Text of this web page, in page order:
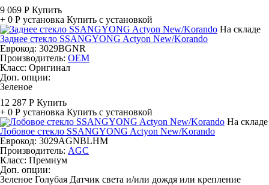
9 069 Р Купить
+ 0 Р установка Купить с установкой
На складе
Заднее стекло SSANGYONG Actyon New/Korando
Еврокод: 3029BGNR
Производитель: OEM
Класс: Оригинал
Доп. опции:
Зеленое
12 287 Р Купить
+ 0 Р установка Купить с установкой
На складе
Лобовое стекло SSANGYONG Actyon New/Korando
Еврокод: 3029AGNBLHM
Производитель: AGC
Класс: Премиум
Доп. опции:
Зеленое Голубая Датчик света и/или дождя или крепление